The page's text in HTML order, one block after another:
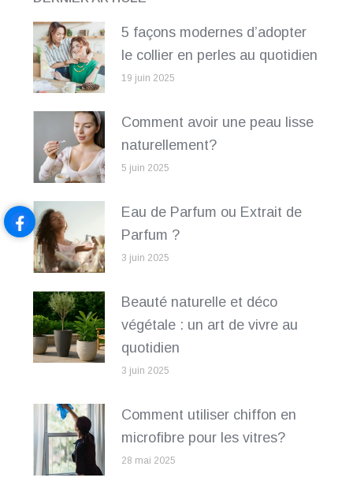
5 façons modernes d’adopter
le collier en perles au quotidien
19 juin 2025
Comment avoir une peau lisse
naturellement?
5 juin 2025
Eau de Parfum ou Extrait de
Parfum ?
3 juin 2025
Beauté naturelle et déco
végétale : un art de vivre au
quotidien
3 juin 2025
Comment utiliser chiffon en
microfibre pour les vitres?
28 mai 2025